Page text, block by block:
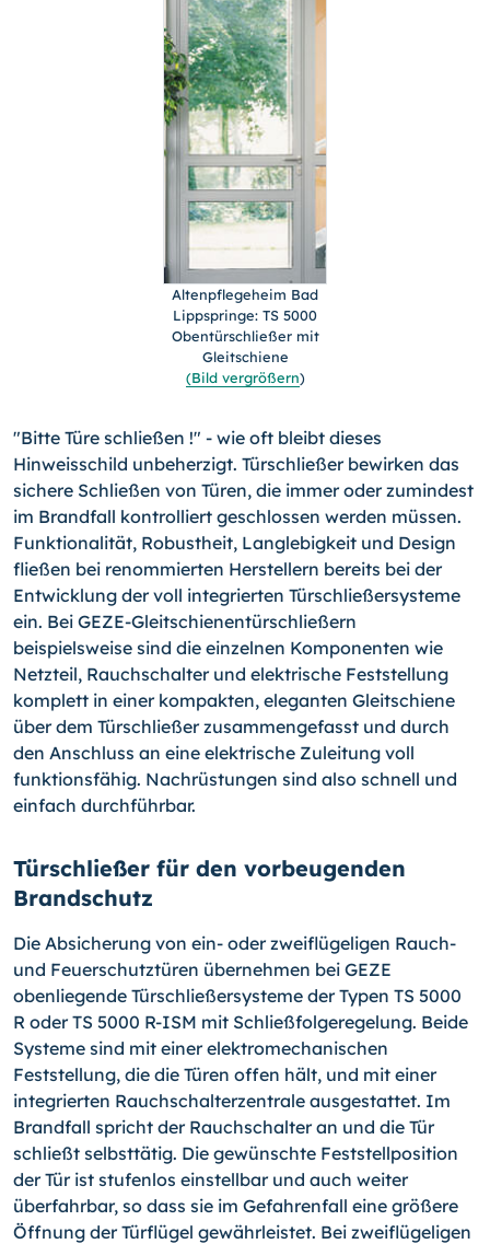
Altenpflegeheim Bad
Lippspringe: TS 5000
Obentürschließer mit
Gleitschiene
(Bild vergrößern)
"Bitte Türe schließen !" - wie oft bleibt dieses
Hinweisschild unbeherzigt. Türschließer bewirken das
sichere Schließen von Türen, die immer oder zumindest
im Brandfall kontrolliert geschlossen werden müssen.
Funktionalität, Robustheit, Langlebigkeit und Design
fließen bei renommierten Herstellern bereits bei der
Entwicklung der voll integrierten Türschließersysteme
ein. Bei GEZE-Gleitschienentürschließern
beispielsweise sind die einzelnen Komponenten wie
Netzteil, Rauchschalter und elektrische Feststellung
komplett in einer kompakten, eleganten Gleitschiene
über dem Türschließer zusammengefasst und durch
den Anschluss an eine elektrische Zuleitung voll
funktionsfähig. Nachrüstungen sind also schnell und
einfach durchführbar.
Türschließer für den vorbeugenden
Brandschutz
Die Absicherung von ein- oder zweiflügeligen Rauch-
und Feuerschutztüren übernehmen bei GEZE
obenliegende Türschließersysteme der Typen TS 5000
R oder TS 5000 R-ISM mit Schließfolgeregelung. Beide
Systeme sind mit einer elektromechanischen
Feststellung, die die Türen offen hält, und mit einer
integrierten Rauchschalterzentrale ausgestattet. Im
Brandfall spricht der Rauchschalter an und die Tür
schließt selbsttätig. Die gewünschte Feststellposition
der Tür ist stufenlos einstellbar und auch weiter
überfahrbar, so dass sie im Gefahrenfall eine größere
Öffnung der Türflügel gewährleistet. Bei zweiflügeligen